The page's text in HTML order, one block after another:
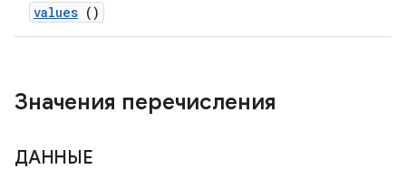
values ()
Значения перечисления
ДАННЫЕ